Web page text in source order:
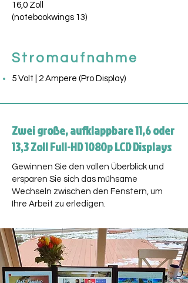
16,0 Zoll
(notebookwings 13)
Stromaufnahme
5 Volt | 2 Ampere (Pro Display)
Zwei große, aufklappbare 11,6 oder
13,3 Zoll Full-HD 1080p LCD Displays
Gewinnen Sie den vollen Überblick und
ersparen Sie sich das mühsame
Wechseln zwischen den Fenstern, um
Ihre Arbeit zu erledigen.